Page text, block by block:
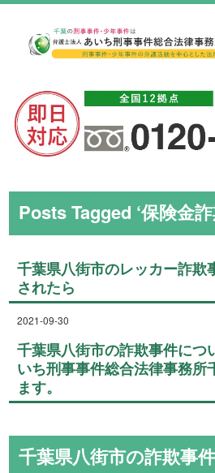
Posts Tagged ‘保険金詐
千葉県八街市のレッカー詐
されたら
2021-09-30
千葉県八街市の詐欺事件につ
いち刑事事件総合法律事務所
ます。
千葉県八街市の詐欺事件